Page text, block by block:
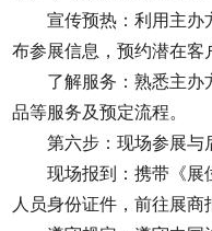
宣传预热：利用主办
布参展信息，预约潜在客
了解服务：熟悉主办
品等服务及预定流程。
第六步：现场参展与
现场报到：携带《展
人员身份证件，前往展商